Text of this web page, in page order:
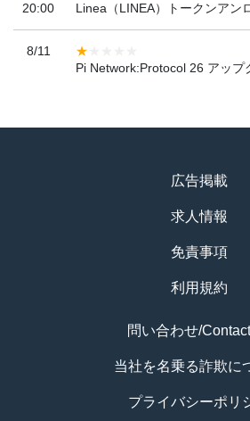
20:00
Linea（LINEA）トークンアン
8/11
Pi Network:Protocol 26 アップ
広告掲載
求人情報
免責事項
利用規約
問い合わせ/
当社を名乗る詐欺に
プライバシーポリ